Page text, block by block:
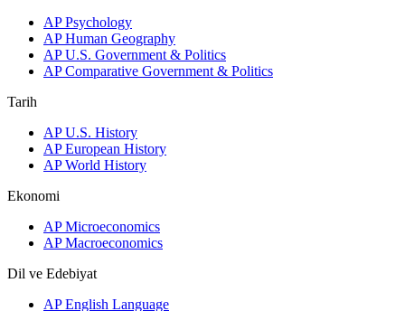
AP Psychology
AP Human Geography
AP U.S. Government & Politics
AP Comparative Government & Politics
Tarih
AP U.S. History
AP European History
AP World History
Ekonomi
AP Microeconomics
AP Macroeconomics
Dil ve Edebiyat
AP English Language